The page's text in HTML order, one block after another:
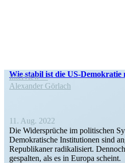
Wie stabil ist die US-Demokratie
Interview
Alexander Görlach
11. Aug. 2022
Die Wider­sprüche im politi­schen
Demokra­tische Insti­tu­tionen sind
Republi­kaner radika­li­siert.
gespalten, als es in Europa scheint.